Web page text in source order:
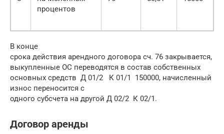
процентов
В конце
срока действия арендного договора сч. 76 закрывается,
выкупленные ОС переводятся в состав собственных
основных средств Д 01/2 К 01/1 150000, начисленный
износ переносится с
одного субсчета на другой Д 02/2 К 02/1.
Договор аренды